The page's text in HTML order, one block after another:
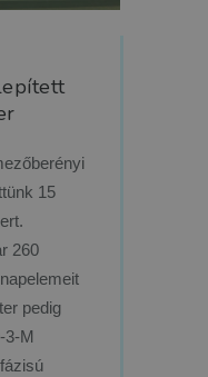
15
260
pedig
3-M